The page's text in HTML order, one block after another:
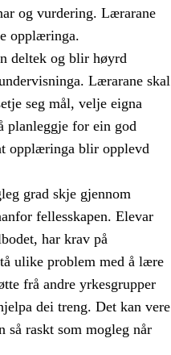
og vurdering. Lærarane
opplæringa.
deltek og blir høyrd
Lærarane skal
seg mål, velje eigna
planleggje for ein god
opplæringa blir opplevd
grad skje gjennom
fellesskapen. Elevar
har krav på
ulike problem med å lære
frå andre yrkesgrupper
dei treng. Det kan vere
raskt som mogleg når